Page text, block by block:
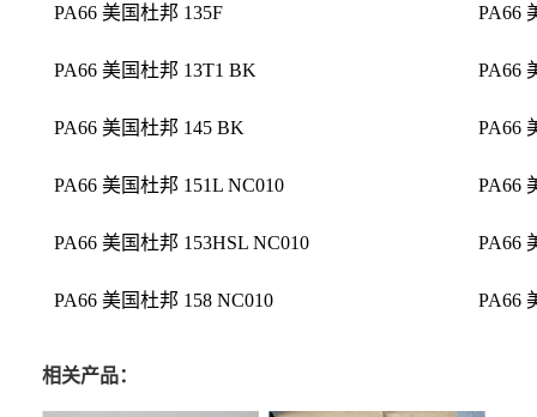
PA66 美国杜邦 135F PA66
PA66 美国杜邦 13T1 BK PA66
PA66 美国杜邦 145 BK PA66
PA66 美国杜邦 151L NC010 PA66
PA66 美国杜邦 153HSL NC010 PA66
PA66 美国杜邦 158 NC010 PA66
相关产品：